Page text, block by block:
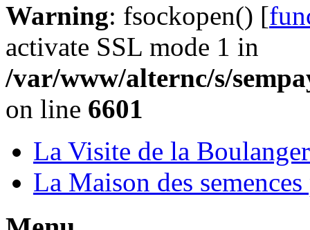
Warning: fsockopen() [
activate SSL mode 1 in
/var/www/alternc/s/
on line 6601
La Visite de la
La Maison des